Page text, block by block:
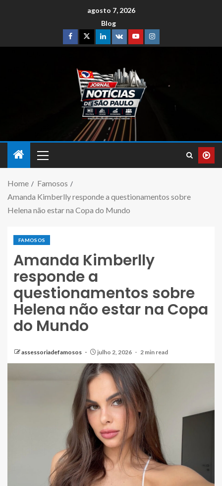
agosto 7, 2026
Blog
Home
Famosos
Amanda Kimberlly responde a questionamentos sobre
Helena não estar na Copa do Mundo
FAMOSOS
Amanda Kimberlly
responde a
questionamentos sobre
Helena não estar na Copa
do Mundo
assessoriadefamosos julho 2, 2026 2 min read